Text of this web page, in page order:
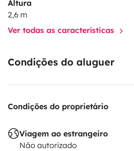
Altura
2,6 m
Ver todas as características
Condições do aluguer
Condições do proprietário
Viagem ao estrangeiro
Não autorizado